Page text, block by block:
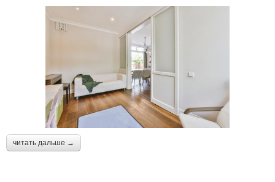
читать дальше →